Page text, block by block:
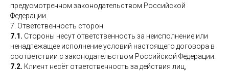
предусмотренном законодательством Российской
Федерации.
7. Ответственность сторон
7.1. Стороны несут ответственность за неисполнение или
ненадлежащее исполнение условий настоящего договора в
соответствии с законодательством Российской Федерации.
7.2. Клиент несёт ответственность за действия лиц,